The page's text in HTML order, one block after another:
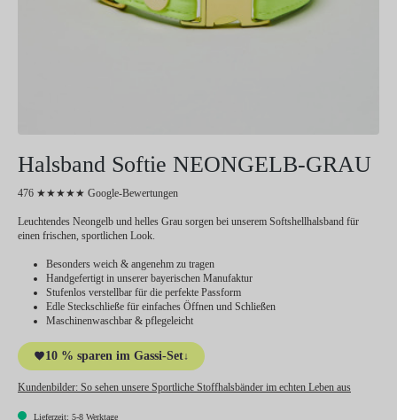
Halsband Softie NEONGELB-GRAU
476 ★★★★★ Google-Bewertungen
Leuchtendes Neongelb und helles Grau sorgen bei unserem Softshellhalsband für
einen frischen, sportlichen Look.
Besonders weich & angenehm zu tragen
Handgefertigt in unserer bayerischen Manufaktur
Stufenlos verstellbar für die perfekte Passform
Edle Steckschließe für einfaches Öffnen und Schließen
Maschinenwaschbar & pflegeleicht
10 % sparen im Gassi-Set↓
Kundenbilder: So sehen unsere Sportliche Stoffhalsbänder im echten Leben aus
Lieferzeit: 5-8 Werktage